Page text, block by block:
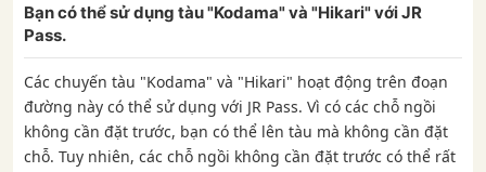
Bạn có thể sử dụng tàu "Kodama" và "Hikari" với JR
Pass.
Các chuyến tàu "Kodama" và "Hikari" hoạt động trên đoạn
đường này có thể sử dụng với JR Pass. Vì có các chỗ ngồi
không cần đặt trước, bạn có thể lên tàu mà không cần đặt
chỗ. Tuy nhiên, các chỗ ngồi không cần đặt trước có thể rất